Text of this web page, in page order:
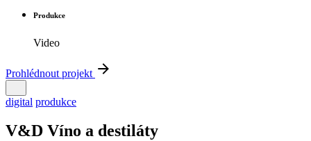
Produkce
Video
Prohlédnout projekt
digital produkce
V&D Víno a destiláty